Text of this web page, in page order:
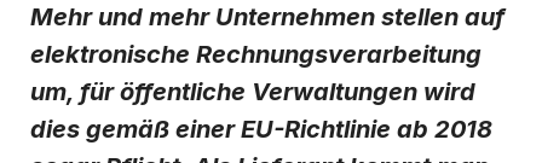
Mehr und mehr Unternehmen stellen auf
elektronische Rechnungsverarbeitung
um, für öffentliche Verwaltungen wird
dies gemäß einer EU-Richtlinie ab 2018
Basware darf meine über das vorliegende Formular
erhobenen Kontaktdaten verarbeiten, um meine
Anfrage in Übereinstimmung mit dem
Ich stimme zu, Blog-E-Mail-Benachrichtigungen